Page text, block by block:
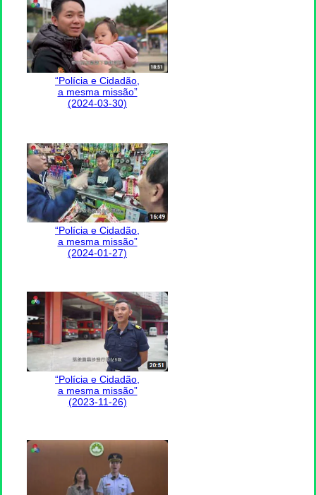
“Polícia e Cidadão,
a mesma missão”
(2024-03-30)
“Polícia e Cidadão,
a mesma missão”
(2024-01-27)
“Polícia e Cidadão,
a mesma missão”
(2023-11-26)